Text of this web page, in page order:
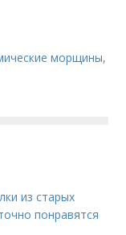
морщины,
из старых
понравятся